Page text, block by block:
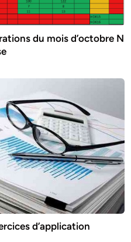
du mois d’octobre N
d’application